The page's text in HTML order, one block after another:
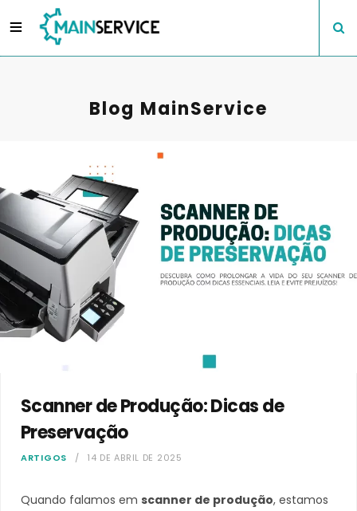
Blog MainService
Scanner de Produção: Dicas de
Preservação
ARTIGOS 14 DE ABRIL DE 2025
Quando falamos em scanner de produção, estamos